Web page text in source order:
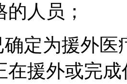
人员；
确定为援外
在援外或完